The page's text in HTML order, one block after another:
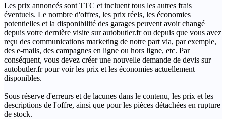
Les prix annoncés sont TTC et incluent tous les autres frais
éventuels. Le nombre d'offres, les prix réels, les économies
potentielles et la disponibilité des garages peuvent avoir changé
depuis votre dernière visite sur autobutler.fr ou depuis que vous avez
reçu des communications marketing de notre part via, par exemple,
des e-mails, des campagnes en ligne ou hors ligne, etc. Par
conséquent, vous devez créer une nouvelle demande de devis sur
autobutler.fr pour voir les prix et les économies actuellement
disponibles.
Sous réserve d'erreurs et de lacunes dans le contenu, les prix et les
descriptions de l'offre, ainsi que pour les pièces détachées en rupture
de stock.